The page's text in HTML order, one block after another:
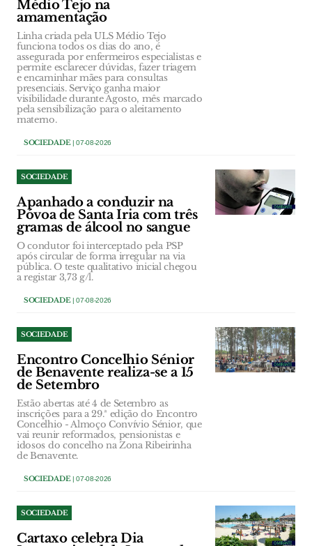
Médio Tejo na
amamentação
Linha criada pela ULS Médio Tejo
funciona todos os dias do ano, é
assegurada por enfermeiros especialistas e
permite esclarecer dúvidas, fazer triagem
e encaminhar mães para consultas
presenciais. Serviço ganha maior
visibilidade durante Agosto, mês marcado
pela sensibilização para o aleitamento
materno.
SOCIEDADE| 07-08-2026
SOCIEDADE
Apanhado a conduzir na
Póvoa de Santa Iria com três
gramas de álcool no sangue
O condutor foi interceptado pela PSP
após circular de forma irregular na via
pública. O teste qualitativo inicial chegou
a registar 3,73 g/l.
SOCIEDADE| 07-08-2026
SOCIEDADE
Encontro Concelhio Sénior
de Benavente realiza-se a 15
de Setembro
Estão abertas até 4 de Setembro as
inscrições para a 29.ª edição do Encontro
Concelhio - Almoço Convívio Sénior, que
vai reunir reformados, pensionistas e
idosos do concelho na Zona Ribeirinha
de Benavente.
SOCIEDADE| 07-08-2026
SOCIEDADE
Cartaxo celebra Dia